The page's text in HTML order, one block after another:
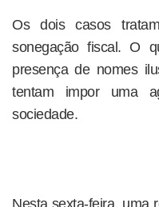
Os dois casos
sonegação fiscal. O
presença de nomes
tentam impor uma
sociedade.
Nesta sexta-feira, uma